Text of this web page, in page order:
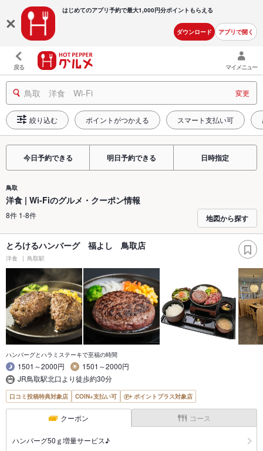
はじめてのアプリ予約で最大1,000円分ポイントもらえる
ダウンロード アプリで開く
戻る マイメニュー
鳥取 洋食 Wi-Fi 変更
絞り込む ポイントがつかえる スマート支払い可
今日予約できる 明日予約できる 日時指定
鳥取
洋食 | Wi-Fiのグルメ・クーポン情報
8件 1-8件 地図から探す
とろけるハンバーグ 福よし 鳥取店
洋食 鳥取駅
ハンバーグとハラミステーキで至福の時間
1501～2000円
1501～2000円
JR鳥取駅北口より徒歩約30分
口コミ投稿特典対象店 COIN+支払い可 ポイントプラス対象店
クーポン コース
ハンバーグ50ｇ増量サービス♪